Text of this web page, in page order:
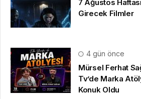
7 Ağustos
Girecek Filmler
4 gün önce
Mürsel Ferhat
Tv’de Marka
Konuk Oldu